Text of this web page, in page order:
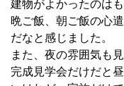
建物がよかったのは
晩ご飯、朝ご飯の心
だなと感じました。
また、夜の雰囲気も
完成見学会だけだと